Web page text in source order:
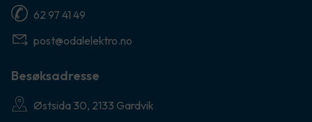
62 97 41 49
post@odalelektro.no
Besøksadresse
Østsida 30, 2133 Gardvik